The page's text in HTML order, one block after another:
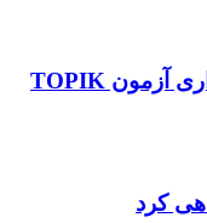
راه‌اندازی رشته کره‌ای و برگزاری آزمون TOPIK
کرد